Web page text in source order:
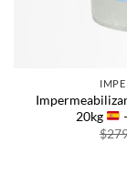
20kg
$